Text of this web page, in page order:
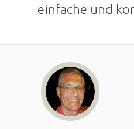
einfache und